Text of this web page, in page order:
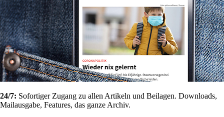
24/7: Sofortiger Zugang zu allen Artikeln und Beilagen. Downloads,
Mailausgabe, Features, das ganze Archiv.